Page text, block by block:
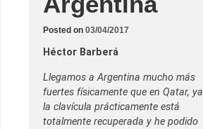
Posted on 03/04/2017
Héctor Barberá
Llegamos a Argentina mucho más
fuertes físicamente que en Qatar, ya
la clavícula prácticamente está
totalmente recuperada y he podido